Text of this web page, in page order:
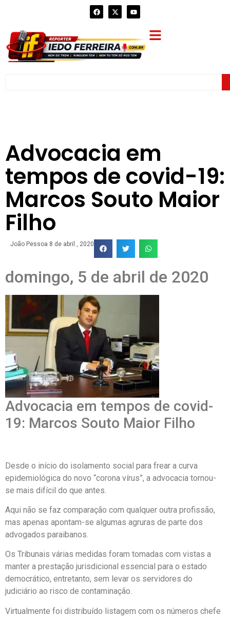
Advocacia em
tempos de covid-19:
Marcos Souto Maior
Filho
João Pessoa 8 de abril , 2020
domingo, 5 de abril de 2020
Advocacia em tempos de covid-
19: Marcos Souto Maior Filho
Desde o início do isolamento social para frear a curva
epidemiológica do novo “corona vírus”, a advocacia tornou-
se mais difícil do que antes.
Aqui não se faz comparação com qualquer outra profissão,
mas apenas apontam-se algumas agruras de parte dos
advogados paraibanos.
Os Tribunais várias medidas foram tomadas com vistas a
manter a prestação jurisdicional essencial para o estado
democrático, entretanto, sem levar os servidores do
judiciário ao risco de contaminação.
Virtualmente foi distribuído listagem com os números chefe